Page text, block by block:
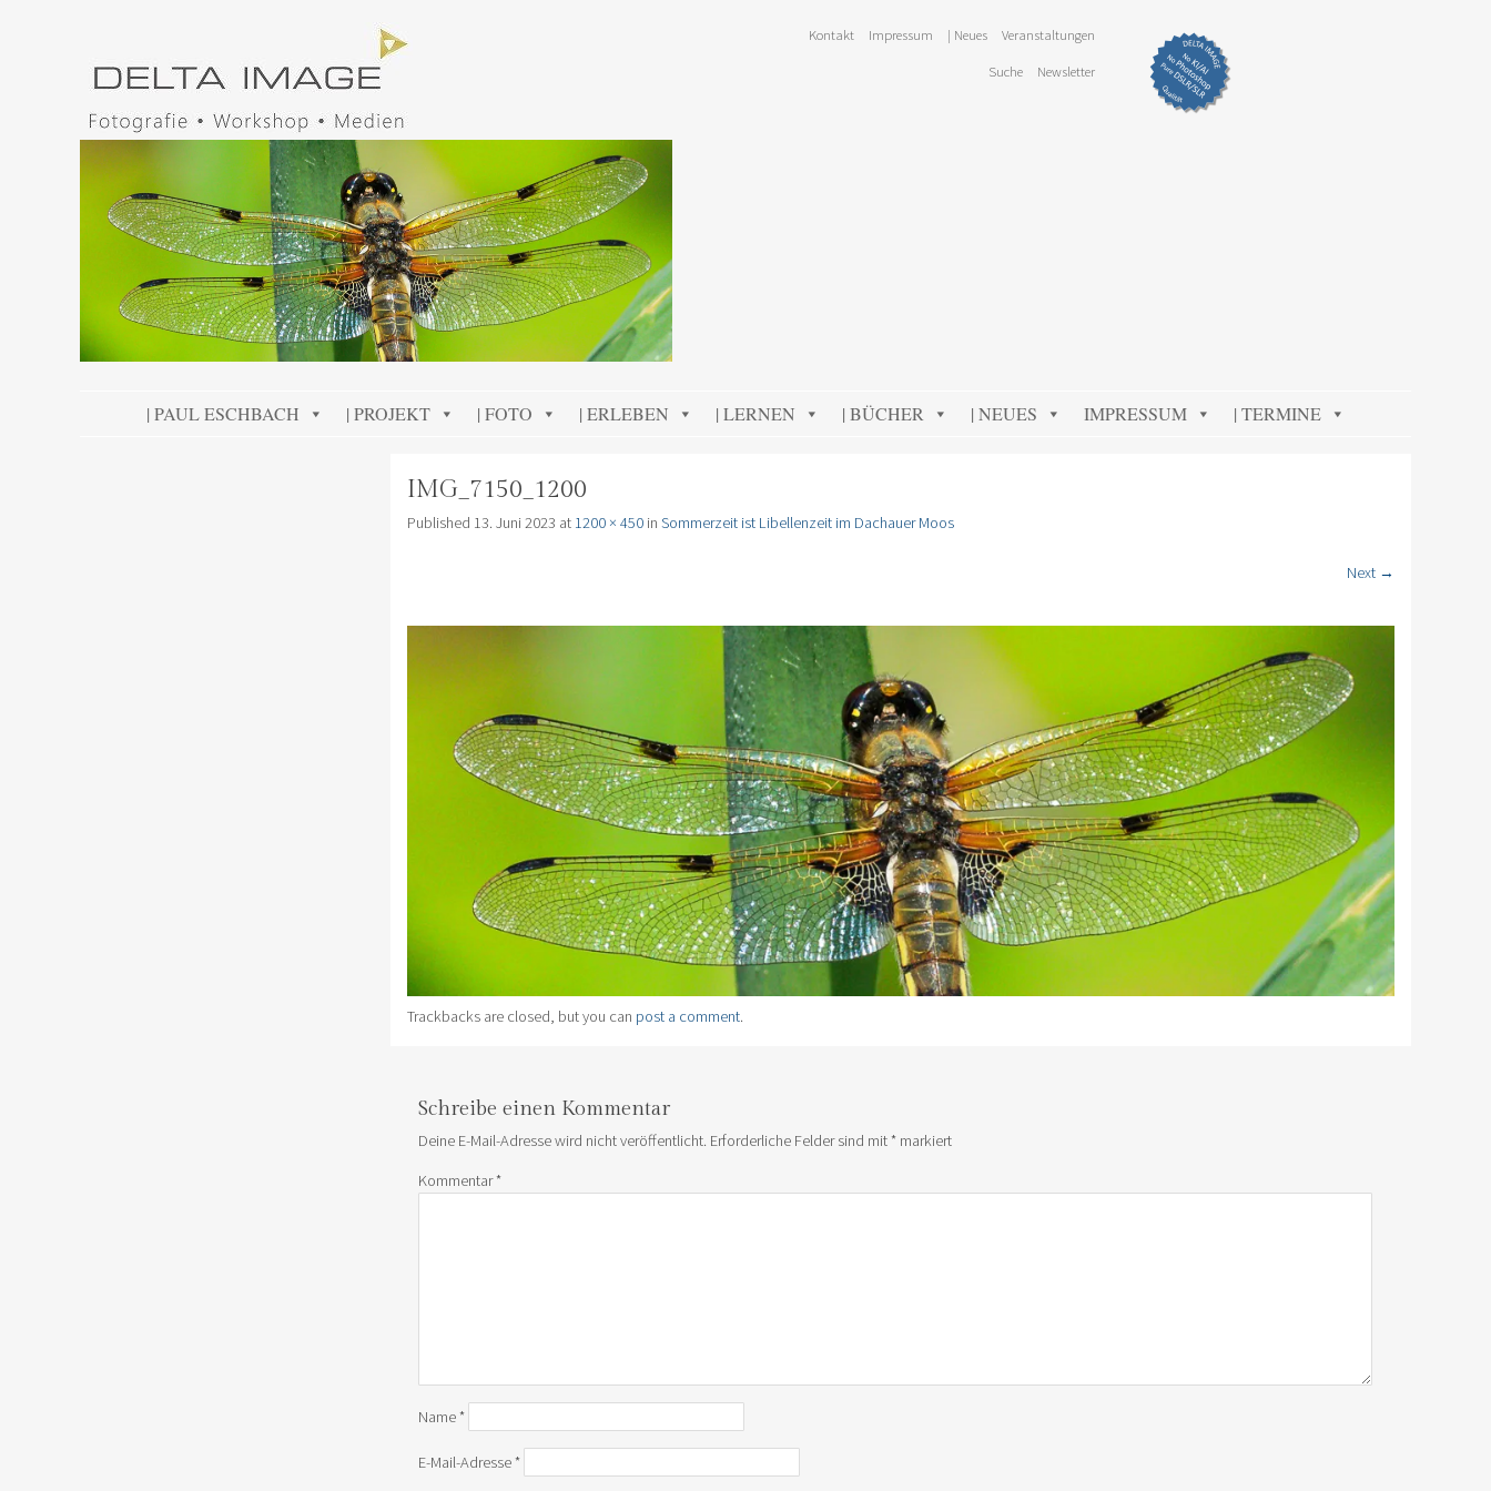
Kontakt Impressum | Neues Veranstaltungen
Suche Newsletter
SKIP TO CONTENT
| PAUL ESCHBACH | PROJEKT | FOTO | ERLEBEN | LERNEN | BÜCHER | NEUES IMPRESSUM | TERMINE
IMG_7150_1200
Published 13. Juni 2023 at 1200 × 450 in Sommerzeit ist Libellenzeit im Dachauer Moos
Next →
Trackbacks are closed, but you can post a comment.
Schreibe einen Kommentar
Deine E-Mail-Adresse wird nicht veröffentlicht. Erforderliche Felder sind mit* markiert
Kommentar*
Name*
E-Mail-Adresse*